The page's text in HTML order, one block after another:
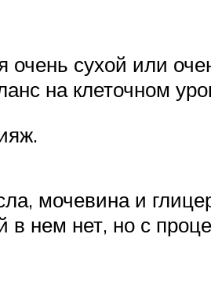
очень сухой или
на клеточном
мочевина и
нем нет, но с